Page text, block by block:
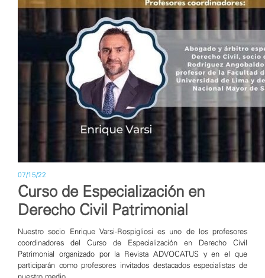
07/15/22
Curso de Especialización en
Derecho Civil Patrimonial
Nuestro socio Enrique Varsi-Rospigliosi es uno de los profesores
coordinadores del Curso de Especialización en Derecho Civil
Patrimonial organizado por la Revista ADVOCATUSy en el que
participarán como profesores invitados destacados especialistas de
nuestro medio.